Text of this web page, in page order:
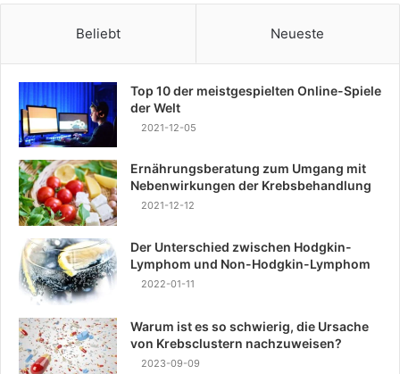
Beliebt Neueste
Top 10 der meistgespielten Online-Spiele
der Welt
2021-12-05
Ernährungsberatung zum Umgang mit
Nebenwirkungen der Krebsbehandlung
2021-12-12
Der Unterschied zwischen Hodgkin-
Lymphom und Non-Hodgkin-Lymphom
2022-01-11
Warum ist es so schwierig, die Ursache
von Krebsclustern nachzuweisen?
2023-09-09